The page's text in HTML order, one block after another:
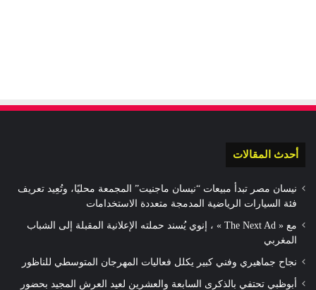
أحدث المقالات
نيسان مصر تبدأ مبيعات “نيسان ماجنيت” المجمعة محليًا، وتُعِيد تعريف
فئة السيارات الرياضية المدمجة متعددة الاستخدامات
مع « The Next Ad » ، إنوي يُسند حملته الإعلانية المقبلة إلى الشباب
المغربي
نجاح جماهيري وفني كبير يكلل فعاليات المهرجان المتوسطي للناظور
أبوظبي تحتفي بالذكرى السابعة والعشرين لعيد العرش المجيد بحضور